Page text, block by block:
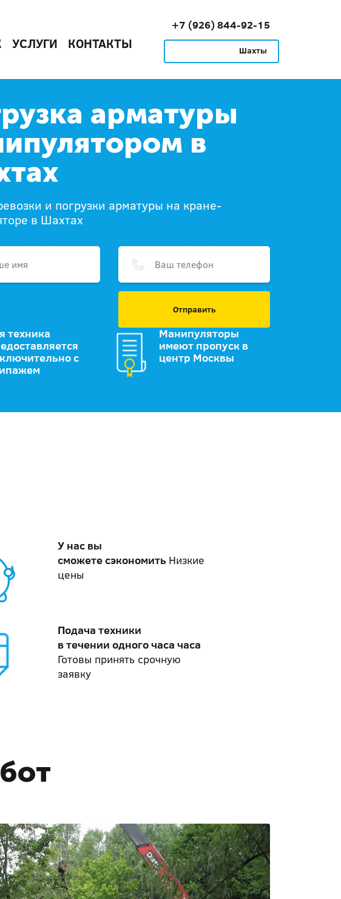
УСЛУГИ КОНТАКТЫ
+7 (926) 844-92-15
Шахты
арматуры
в
и погрузки арматуры на кране-
в Шахтах
Отправить
техника
с
Манипуляторы
имеют пропуск в
центр Москвы
У нас вы
сможете сэкономить Низкие
цены
Подача техники
в течении одного часа часа
Готовы принять срочную
заявку